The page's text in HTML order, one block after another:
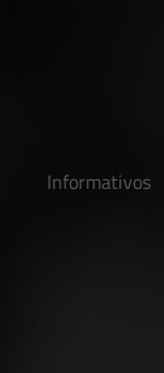
Informativos